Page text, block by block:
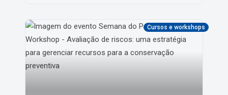
Cursos e workshops